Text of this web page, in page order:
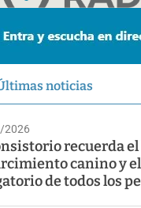
noticias
2026
recuerda
canino y
de todos los